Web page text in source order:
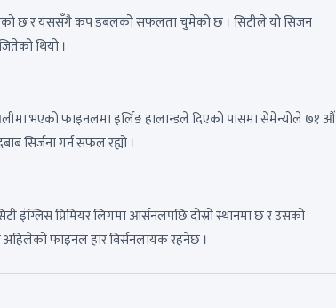
छ र यससँगै कप डबलको सफलता चुमेको छ । सिटीले यो सिजन
थियो ।
भएको फाइनलमा इर्लिङ हालान्डले दिएको पासमा सेमेन्योले ७१ औं
सिर्जना गर्न सफल रह्यो ।
इंग्लिस प्रिमियर लिगमा आर्सनलपछि दोस्रो स्थानमा छ र उसको
अहिलेको फाइनल हार बिर्सनलायक रहनेछ ।